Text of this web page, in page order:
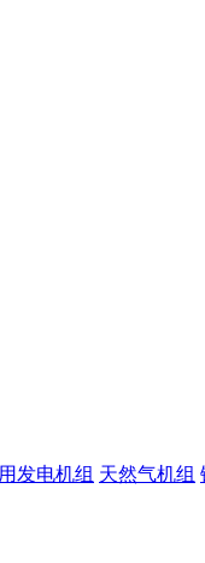
发电机组 天然气机组